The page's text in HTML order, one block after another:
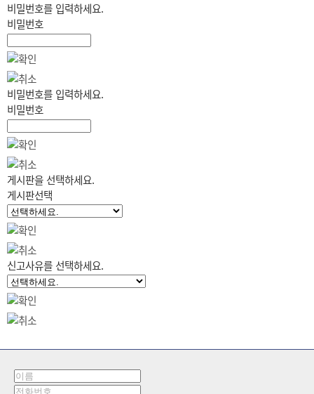
비밀번호를 입력하세요.
비밀번호
비밀번호를 입력하세요.
비밀번호
게시판을 선택하세요.
게시판선택
신고사유를 선택하세요.